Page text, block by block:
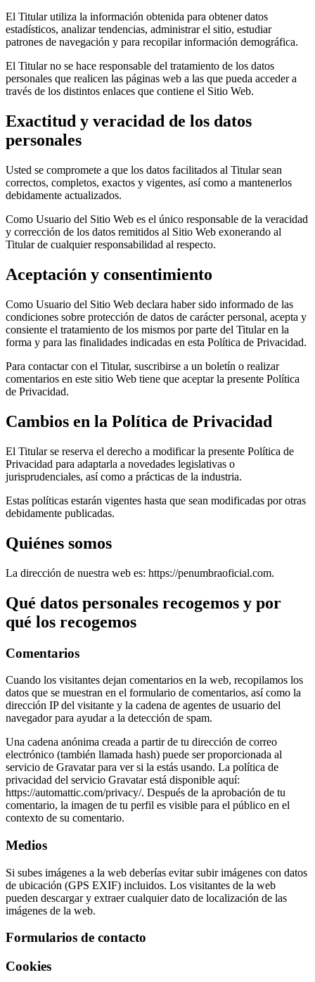
El Titular utiliza la información obtenida para obtener datos
estadísticos, analizar tendencias, administrar el sitio, estudiar
patrones de navegación y para recopilar información demográfica.
El Titular no se hace responsable del tratamiento de los datos
personales que realicen las páginas web a las que pueda acceder a
través de los distintos enlaces que contiene el Sitio Web.
Exactitud y veracidad de los datos
personales
Usted se compromete a que los datos facilitados al Titular sean
correctos, completos, exactos y vigentes, así como a mantenerlos
debidamente actualizados.
Como Usuario del Sitio Web es el único responsable de la veracidad
y corrección de los datos remitidos al Sitio Web exonerando al
Titular de cualquier responsabilidad al respecto.
Aceptación y consentimiento
Como Usuario del Sitio Web declara haber sido informado de las
condiciones sobre protección de datos de carácter personal, acepta y
consiente el tratamiento de los mismos por parte del Titular en la
forma y para las finalidades indicadas en esta Política de Privacidad.
Para contactar con el Titular, suscribirse a un boletín o realizar
comentarios en este sitio Web tiene que aceptar la presente Política
de Privacidad.
Cambios en la Política de Privacidad
El Titular se reserva el derecho a modificar la presente Política de
Privacidad para adaptarla a novedades legislativas o
jurisprudenciales, así como a prácticas de la industria.
Estas políticas estarán vigentes hasta que sean modificadas por otras
debidamente publicadas.
Quiénes somos
La dirección de nuestra web es: https://penumbraoficial.com.
Qué datos personales recogemos y por
qué los recogemos
Comentarios
Cuando los visitantes dejan comentarios en la web, recopilamos los
datos que se muestran en el formulario de comentarios, así como la
dirección IP del visitante y la cadena de agentes de usuario del
navegador para ayudar a la detección de spam.
Una cadena anónima creada a partir de tu dirección de correo
electrónico (también llamada hash) puede ser proporcionada al
servicio de Gravatar para ver si la estás usando. La política de
privacidad del servicio Gravatar está disponible aquí:
https://automattic.com/privacy/. Después de la aprobación de tu
comentario, la imagen de tu perfil es visible para el público en el
contexto de su comentario.
Medios
Si subes imágenes a la web deberías evitar subir imágenes con datos
de ubicación (GPS EXIF) incluidos. Los visitantes de la web
pueden descargar y extraer cualquier dato de localización de las
imágenes de la web.
Formularios de contacto
Cookies